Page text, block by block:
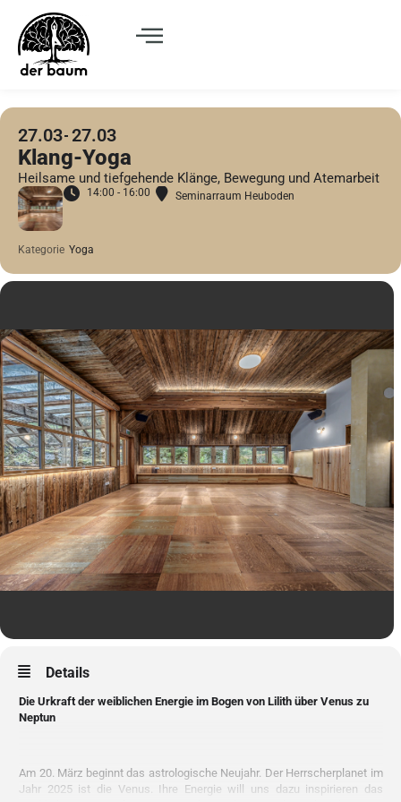
27.03 27.03
Klang-Yoga
Heilsame und tiefgehende Klänge, Bewegung und Atemarbeit
14:00 - 16:00 Seminarraum Heuboden
Kategorie Yoga
Details
Die Urkraft der weiblichen Energie im Bogen von Lilith über Venus zu
Neptun
Am 20. März beginnt das astrologische Neujahr. Der Herrscherplanet im
Jahr 2025 ist die Venus. Ihre Energie will uns dazu inspirieren das